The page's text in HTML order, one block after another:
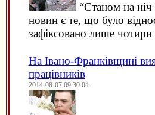
“Станом на ніч
новин є те, що було
зафіксовано лише
На Івано-Франківщині
працівників
2014-08-07 09:30:04